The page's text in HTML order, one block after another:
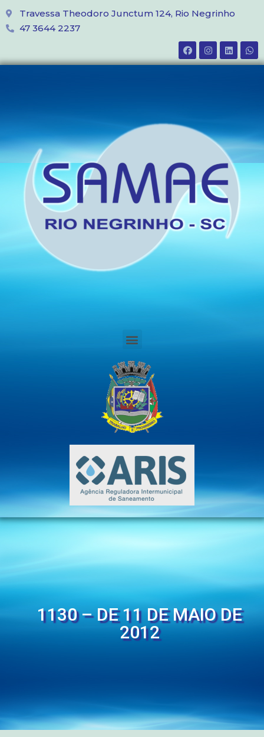
Travessa Theodoro Junctum 124, Rio Negrinho
47 3644 2237
1130 – DE 11 DE MAIO DE
2012